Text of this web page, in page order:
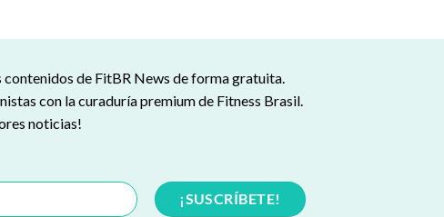
contenidos de FitBR News de forma gratuita.
con la curaduría premium de Fitness Brasil.
noticias!